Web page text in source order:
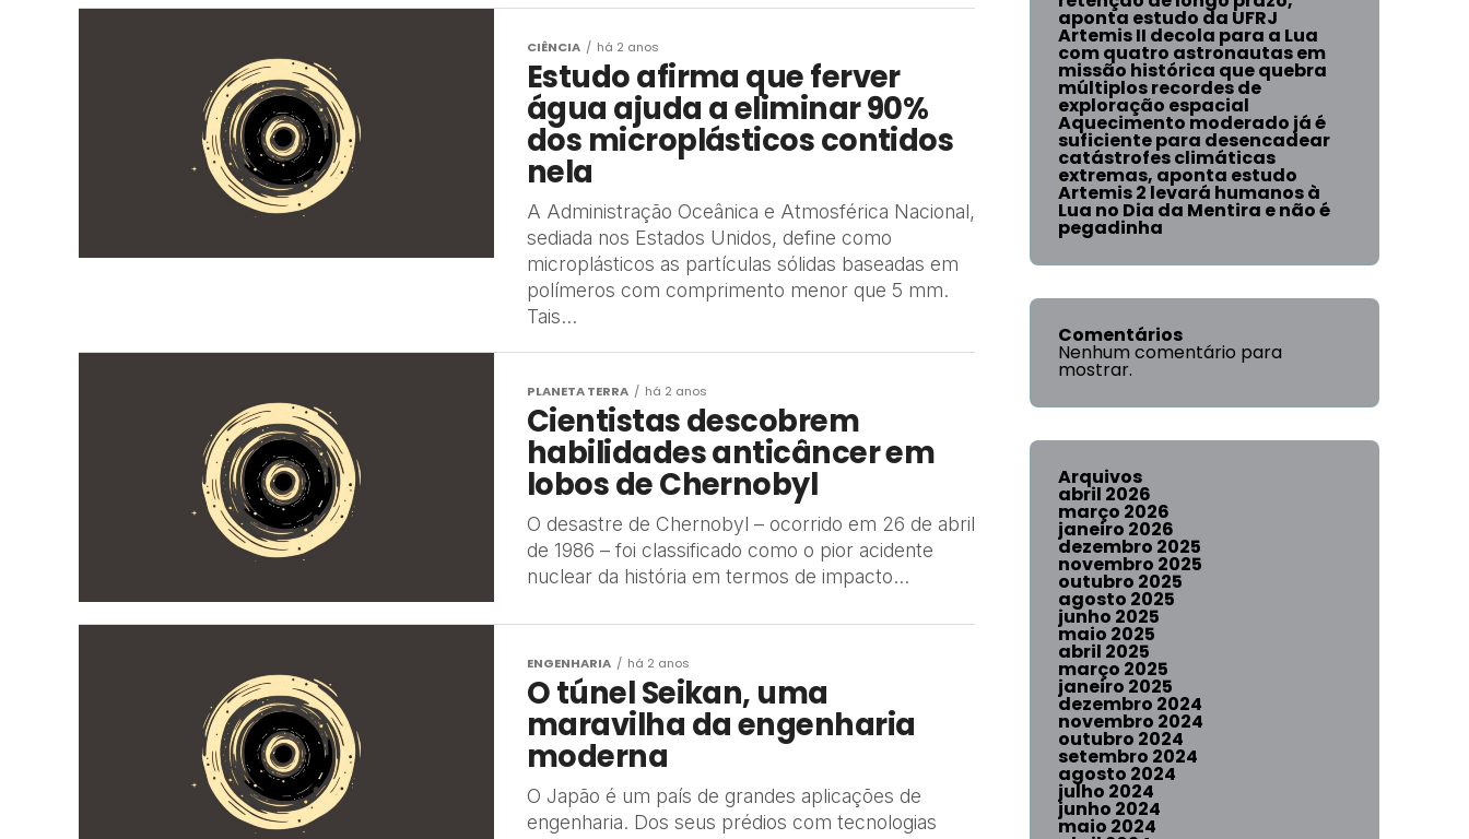
CIÊNCIA há 2 anos
Estudo afirma que ferver
água ajuda a eliminar 90%
dos microplásticos contidos
nela
A Administração Oceânica e Atmosférica Nacional,
sediada nos Estados Unidos, define como
microplásticos as partículas sólidas baseadas em
polímeros com comprimento menor que 5 mm.
Tais...
PLANETA TERRA há 2 anos
Cientistas descobrem
habilidades anticâncer em
lobos de Chernobyl
O desastre de Chernobyl – ocorrido em 26 de abril
de 1986 – foi classificado como o pior acidente
nuclear da história em termos de impacto...
ENGENHARIA há 2 anos
O túnel Seikan, uma
maravilha da engenharia
moderna
O Japão é um país de grandes aplicações de
engenharia. Dos seus prédios com tecnologias
aponta estudo da UFRJ
Artemis II decola para a Lua
com quatro astronautas em
missão histórica que quebra
múltiplos recordes de
exploração espacial
Aquecimento moderado já é
suficiente para desencadear
catástrofes climáticas
extremas, aponta estudo
Artemis 2 levará humanos à
Lua no Dia da Mentira e não é
pegadinha
Comentários
Nenhum comentário para
mostrar.
Arquivos
abril 2026
março 2026
janeiro 2026
dezembro 2025
novembro 2025
outubro 2025
agosto 2025
junho 2025
maio 2025
abril 2025
março 2025
janeiro 2025
dezembro 2024
novembro 2024
outubro 2024
setembro 2024
agosto 2024
julho 2024
junho 2024
maio 2024